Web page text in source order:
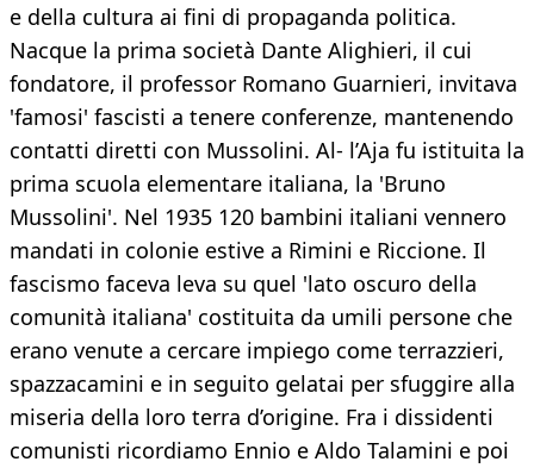
e della cultura ai fini di propaganda politica.
Nacque la prima società Dante Alighieri, il cui
fondatore, il professor Romano Guarnieri, invitava
'famosi' fascisti a tenere conferenze, mantenendo
contatti diretti con Mussolini. Al- l’Aja fu istituita la
prima scuola elementare italiana, la 'Bruno
Mussolini'. Nel 1935 120 bambini italiani vennero
mandati in colonie estive a Rimini e Riccione. Il
fascismo faceva leva su quel 'lato oscuro della
comunità italiana' costituita da umili persone che
erano venute a cercare impiego come terrazzieri,
spazzacamini e in seguito gelatai per sfuggire alla
miseria della loro terra d’origine. Fra i dissidenti
comunisti ricordiamo Ennio e Aldo Talamini e poi